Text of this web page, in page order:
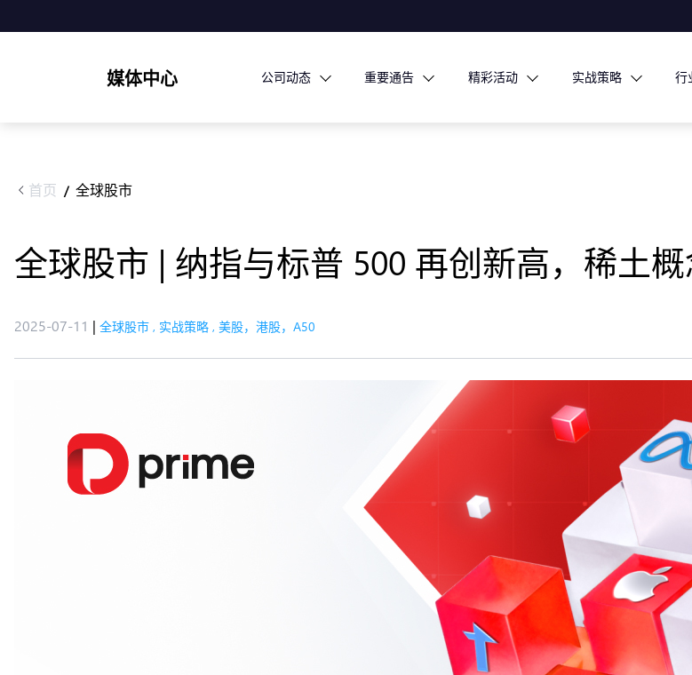
媒体中心 公司动态 重要通告 精彩活动 实战策略 行
首页 / 全球股市
全球股市 | 纳指与标普 500 再创新高，稀土
2025-07-11 | 全球股市 , 实战策略 , 美股，港股，A50